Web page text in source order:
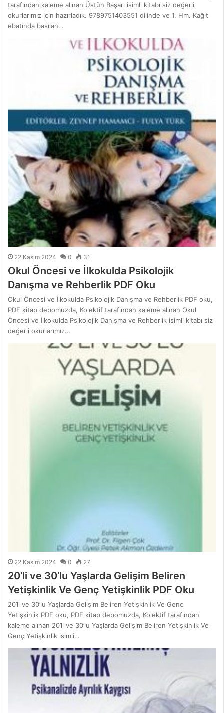
tarafından kaleme alınan Üstün Başarı isimli kitabı siz değerli
okurlarımız için hazırladık. 9789751403551 dilinde ve 1. Hm. Kağıt
ebatında basılan…
22 Kasım 2024 0 31
Okul Öncesi ve İlkokulda Psikolojik
Danışma ve Rehberlik PDF Oku
Okul Öncesi ve İlkokulda Psikolojik Danışma ve Rehberlik PDF oku,
PDF kitap depomuzda, Kolektif tarafından kaleme alınan Okul
Öncesi ve İlkokulda Psikolojik Danışma ve Rehberlik isimli kitabı siz
değerli okurlarımız…
22 Kasım 2024 0 27
20’li ve 30’lu Yaşlarda Gelişim Beliren
Yetişkinlik Ve Genç Yetişkinlik PDF Oku
20’li ve 30’lu Yaşlarda Gelişim Beliren Yetişkinlik Ve Genç
Yetişkinlik PDF oku, PDF kitap depomuzda, Kolektif tarafından
kaleme alınan 20’li ve 30’lu Yaşlarda Gelişim Beliren Yetişkinlik Ve
Genç Yetişkinlik isimli…